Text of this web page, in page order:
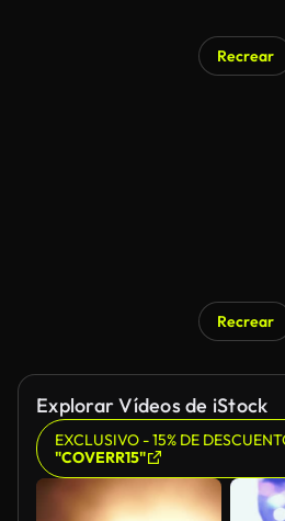
Recrear
Recrear
Explorar Vídeos de iStock
EXCLUSIVO - 15% DE
"COVERR15"